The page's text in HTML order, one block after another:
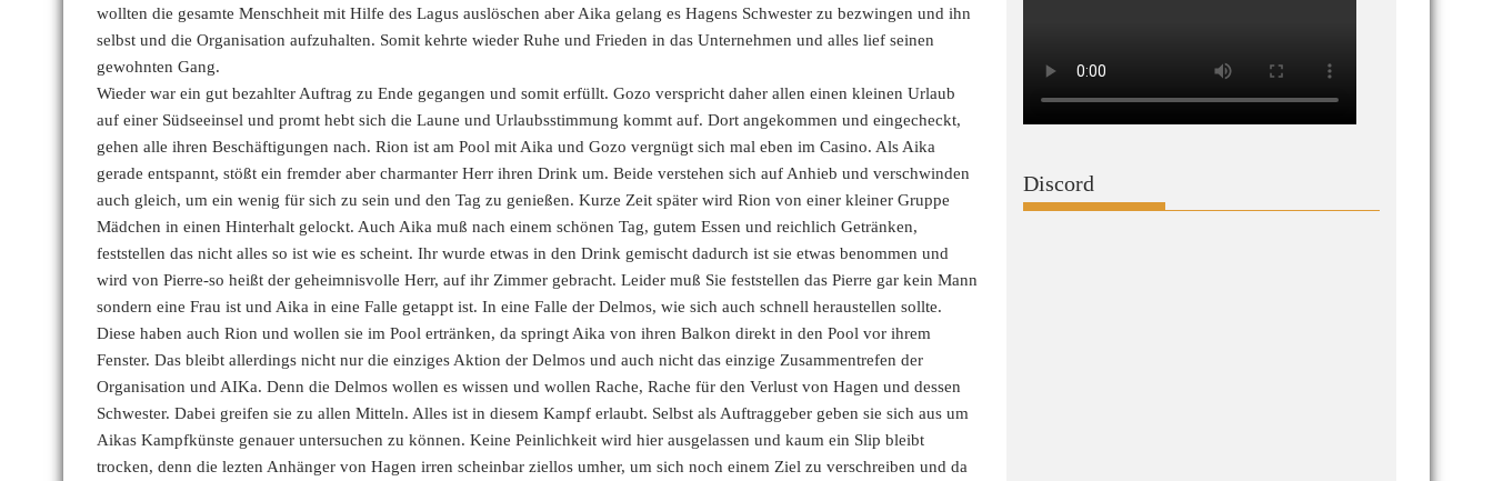
wollten die gesamte Menschheit mit Hilfe des Lagus auslöschen aber Aika gelang es Hagens Schwester zu bezwingen und ihn
selbst und die Organisation aufzuhalten. Somit kehrte wieder Ruhe und Frieden in das Unternehmen und alles lief seinen
gewohnten Gang.
Wieder war ein gut bezahlter Auftrag zu Ende gegangen und somit erfüllt. Gozo verspricht daher allen einen kleinen Urlaub
auf einer Südseeinsel und promt hebt sich die Laune und Urlaubsstimmung kommt auf. Dort angekommen und eingecheckt,
gehen alle ihren Beschäftigungen nach. Rion ist am Pool mit Aika und Gozo vergnügt sich mal eben im Casino. Als Aika
gerade entspannt, stößt ein fremder aber charmanter Herr ihren Drink um. Beide verstehen sich auf Anhieb und verschwinden
auch gleich, um ein wenig für sich zu sein und den Tag zu genießen. Kurze Zeit später wird Rion von einer kleiner Gruppe
Mädchen in einen Hinterhalt gelockt. Auch Aika muß nach einem schönen Tag, gutem Essen und reichlich Getränken,
feststellen das nicht alles so ist wie es scheint. Ihr wurde etwas in den Drink gemischt dadurch ist sie etwas benommen und
wird von Pierre-so heißt der geheimnisvolle Herr, auf ihr Zimmer gebracht. Leider muß Sie feststellen das Pierre gar kein Mann
sondern eine Frau ist und Aika in eine Falle getappt ist. In eine Falle der Delmos, wie sich auch schnell heraustellen sollte.
Diese haben auch Rion und wollen sie im Pool ertränken, da springt Aika von ihren Balkon direkt in den Pool vor ihrem
Fenster. Das bleibt allerdings nicht nur die einziges Aktion der Delmos und auch nicht das einzige Zusammentrefen der
Organisation und AIKa. Denn die Delmos wollen es wissen und wollen Rache, Rache für den Verlust von Hagen und dessen
Schwester. Dabei greifen sie zu allen Mitteln. Alles ist in diesem Kampf erlaubt. Selbst als Auftraggeber geben sie sich aus um
Aikas Kampfkünste genauer untersuchen zu können. Keine Peinlichkeit wird hier ausgelassen und kaum ein Slip bleibt
trocken, denn die lezten Anhänger von Hagen irren scheinbar ziellos umher, um sich noch einem Ziel zu verschreiben und da
Discord